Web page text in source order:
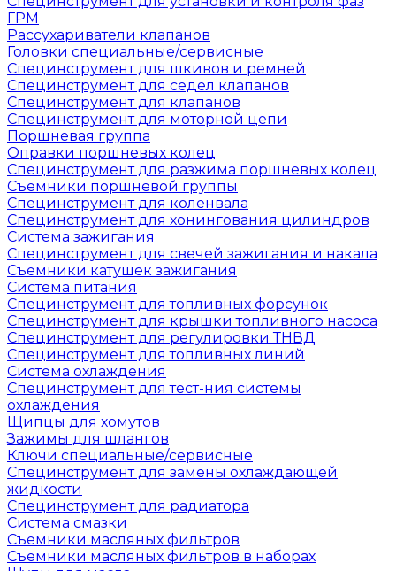
ГРМ
Рассухариватели клапанов
Головки специальные/сервисные
Специнструмент для шкивов и ремней
Специнструмент для седел клапанов
Специнструмент для клапанов
Специнструмент для моторной цепи
Поршневая группа
Оправки поршневых колец
Специнструмент для разжима поршневых колец
Съемники поршневой группы
Специнструмент для коленвала
Специнструмент для хонингования цилиндров
Система зажигания
Специнструмент для свечей зажигания и накала
Съемники катушек зажигания
Система питания
Специнструмент для топливных форсунок
Специнструмент для крышки топливного насоса
Специнструмент для регулировки ТНВД
Специнструмент для топливных линий
Система охлаждения
Специнструмент для тест-ния системы
охлаждения
Щипцы для хомутов
Зажимы для шлангов
Ключи специальные/сервисные
Специнструмент для замены охлаждающей
жидкости
Специнструмент для радиатора
Система смазки
Съемники масляных фильтров
Съемники масляных фильтров в наборах